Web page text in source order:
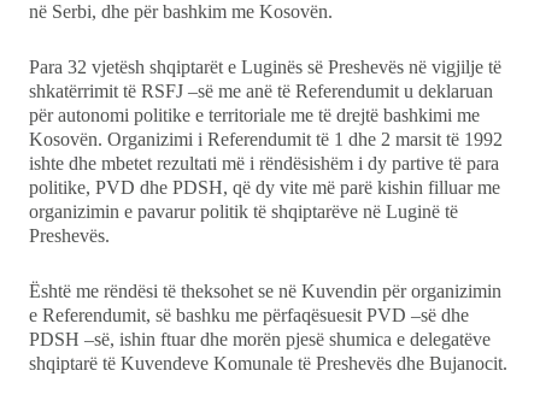
në Serbi, dhe për bashkim me Kosovën.
Para 32 vjetësh shqiptarët e Luginës së Preshevës në vigjilje të
shkatërrimit të RSFJ –së me anë të Referendumit u deklaruan
për autonomi politike e territoriale me të drejtë bashkimi me
Kosovën. Organizimi i Referendumit të 1 dhe 2 marsit të 1992
ishte dhe mbetet rezultati më i rëndësishëm i dy partive të para
politike, PVD dhe PDSH, që dy vite më parë kishin filluar me
organizimin e pavarur politik të shqiptarëve në Luginë të
Preshevës.
Është me rëndësi të theksohet se në Kuvendin për organizimin
e Referendumit, së bashku me përfaqësuesit PVD –së dhe
PDSH –së, ishin ftuar dhe morën pjesë shumica e delegatëve
shqiptarë të Kuvendeve Komunale të Preshevës dhe Bujanocit.